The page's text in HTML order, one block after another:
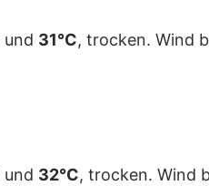
und 31°C, trocken. Wind
und 32°C, trocken. Wind